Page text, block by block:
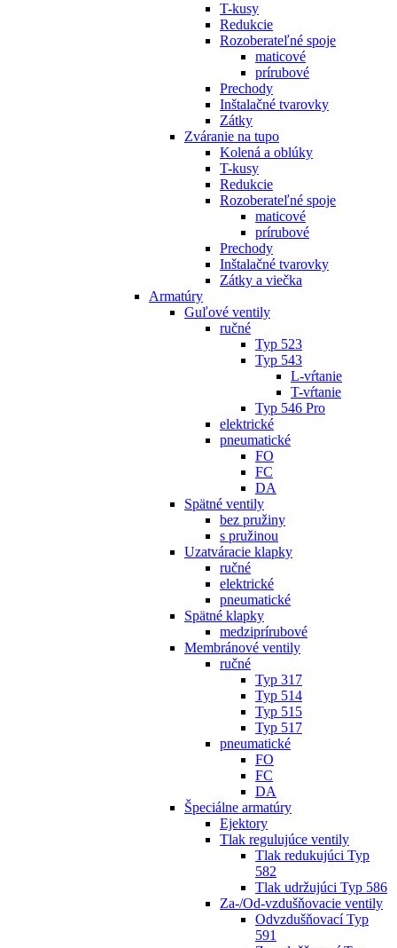
T-kusy
Redukcie
Rozoberateľné spoje
maticové
prírubové
Prechody
Inštalačné tvarovky
Zátky
Zváranie na tupo
Kolená a oblúky
T-kusy
Redukcie
Rozoberateľné spoje
maticové
prírubové
Prechody
Inštalačné tvarovky
Zátky a viečka
Armatúry
Guľové ventily
ručné
Typ 523
Typ 543
L-vŕtanie
T-vŕtanie
Typ 546 Pro
elektrické
pneumatické
FO
FC
DA
Spätné ventily
bez pružiny
s pružinou
Uzatváracie klapky
ručné
elektrické
pneumatické
Spätné klapky
medziprírubové
Membránové ventily
ručné
Typ 317
Typ 514
Typ 515
Typ 517
pneumatické
FO
FC
DA
Špeciálne armatúry
Ejektory
Tlak regulujúce ventily
Tlak redukujúci Typ
582
Tlak udržujúci Typ 586
Za-/Od-vzdušňovacie ventily
Odvzdušňovací Typ
591